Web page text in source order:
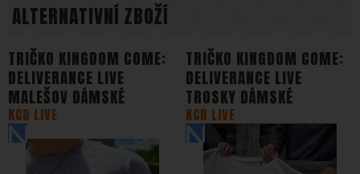
ALTERNATIVNÍ ZBOŽÍ
TRIČKO KINGDOM COME:
DELIVERANCE LIVE
MALEŠOV DÁMSKÉ
KCD LIVE
TRIČKO KINGDOM COME:
DELIVERANCE LIVE
TROSKY DÁMSKÉ
KCD LIVE